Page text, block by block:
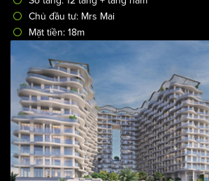
nghệ cao, có nhiều chuyên gia đến làm
Thiết kế khách sạn/Thiết kế nội thất khách
Mã công trình: KS-2699
Địa điểm, đất xây dựng: Bình Dương
Số tầng: 12 tầng + tầng hầm
Chủ đầu tư: Mrs Mai
Mặt tiền: 18m